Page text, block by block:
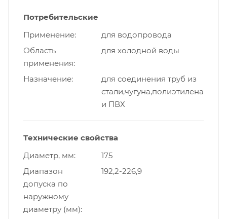
Потребительские
Применение
для водопровода
Область
применения
для холодной воды
Назначение
для соединения труб из
стали,чугуна,полиэтилена
и ПВХ
Технические свойства
Диаметр, мм
175
Диапазон
допуска по
наружному
диаметру (мм)
192,2-226,9